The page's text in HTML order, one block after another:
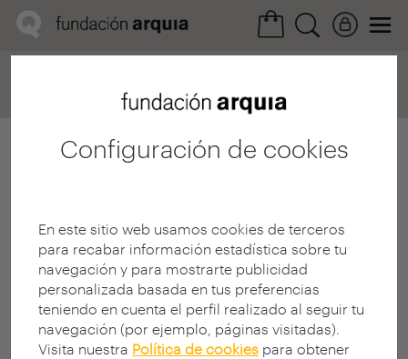
Configuración de cookies
En este sitio web usamos cookies de terceros
para recabar información estadística sobre tu
navegación y para mostrarte publicidad
personalizada basada en tus preferencias
teniendo en cuenta el perfil realizado al seguir tu
navegación (por ejemplo, páginas visitadas).
Visita nuestra Política de cookies para obtener
Ficha realización